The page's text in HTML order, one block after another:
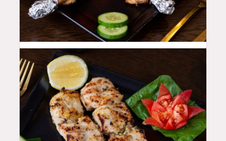
QAR 42